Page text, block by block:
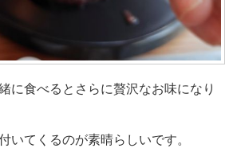
に食べるとさらに贅沢なお味になり
いてくるのが素晴らしいです。